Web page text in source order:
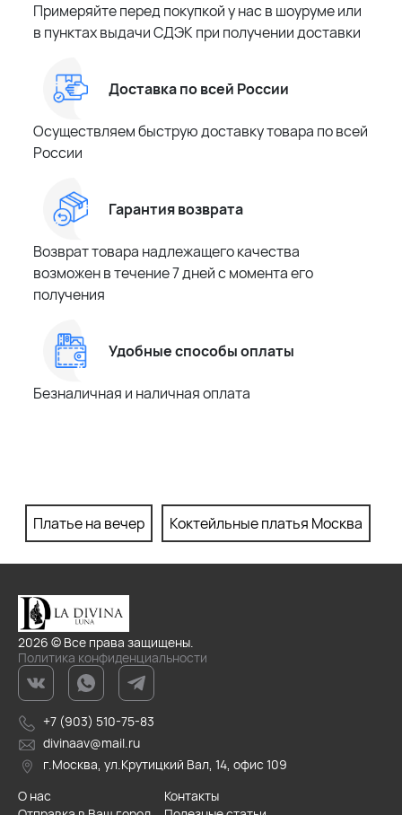
Примеряйте перед покупкой у нас в шоуруме или
в пунктах выдачи СДЭК при получении доставки
Доставка по всей России
Осуществляем быструю доставку товара по всей
России
Гарантия возврата
Возврат товара надлежащего качества
возможен в течение 7 дней с момента его
получения
Удобные способы оплаты
Безналичная и наличная оплата
Платье на вечер Коктейльные платья Москва
2026 © Все права защищены.
Политика конфиденциальности
+7 (903) 510-75-83
divinaav@mail.ru
г.Москва, ул.Крутицкий Вал, 14, офис 109
О нас
Контакты